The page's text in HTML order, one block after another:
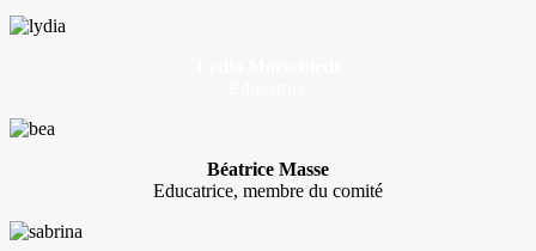
Béatrice Masse
Educatrice, membre du comité